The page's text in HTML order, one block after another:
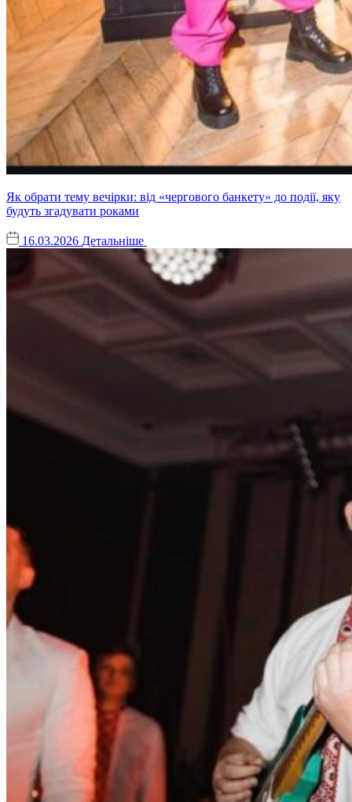
Як обрати тему вечірки: від «чергового банкету» до події, яку
будуть згадувати роками
16.03.2026 Детальніше